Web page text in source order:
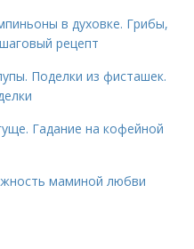
в духовке. Грибы,
рецепт
Поделки из фисташек.
Гадание на кофейной
маминой любви